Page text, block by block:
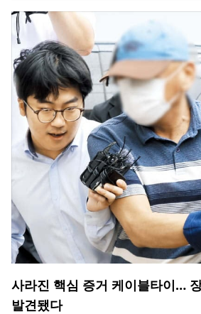
사라진 핵심 증거 케이블타이…
발견됐다